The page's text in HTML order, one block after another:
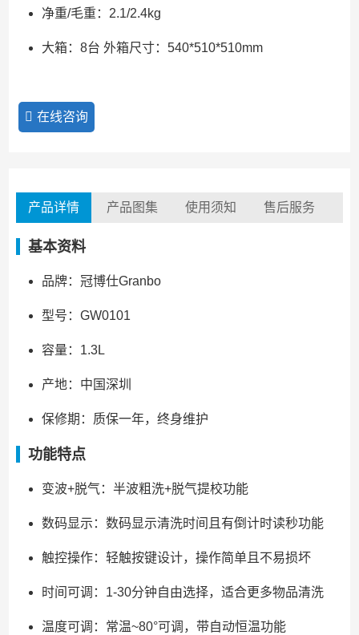
净重/毛重：2.1/2.4kg
大箱：8台 外箱尺寸：540*510*510mm
在线咨询
产品详情 产品图集 使用须知 售后服务
基本资料
品牌：冠博仕Granbo
型号：GW0101
容量：1.3L
产地：中国深圳
保修期：质保一年，终身维护
功能特点
变波+脱气：半波粗洗+脱气提校功能
数码显示：数码显示清洗时间且有倒计时读秒功能
触控操作：轻触按键设计，操作简单且不易损坏
时间可调：1-30分钟自由选择，适合更多物品清洗
温度可调：常温~80°可调，带自动恒温功能